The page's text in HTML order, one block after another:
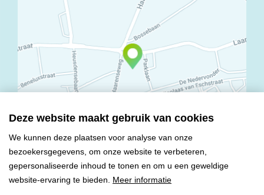
Deze website maakt gebruik van cookies
We kunnen deze plaatsen voor analyse van onze
bezoekersgegevens, om onze website te verbeteren,
gepersonaliseerde inhoud te tonen en om u een geweldige
website-ervaring te bieden. Meer informatie
© Copyright 2026 Mareco Sweet Creations BV
Alle rechten voorbehouden